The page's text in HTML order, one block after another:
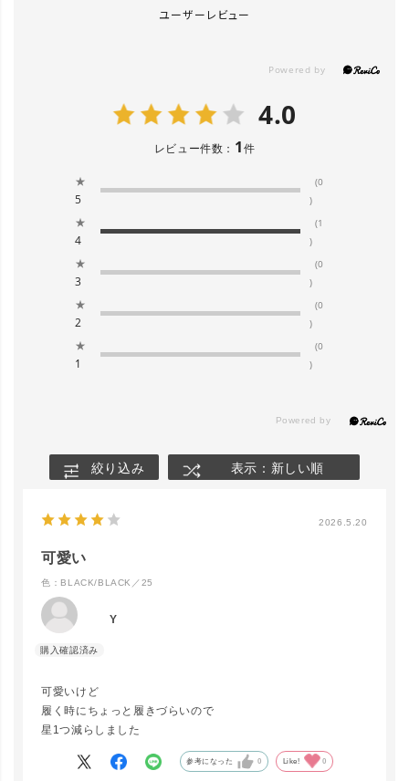
カラー/サイズ
ACK／24.5
在庫なし
ユーザーレビュー
4.0
レビュー件数： 1件
★
5
(0
)
★
4
(1
)
★
3
(0
)
★
2
(0
)
★
1
(0
)
絞り込み 表示：新しい順
2026.5.20
可愛い
色：BLACK/BLACK／25
Y
可愛いけど
履く時にちょっと履きづらいので
星1つ減らしました
参考になった 0 Like! 0